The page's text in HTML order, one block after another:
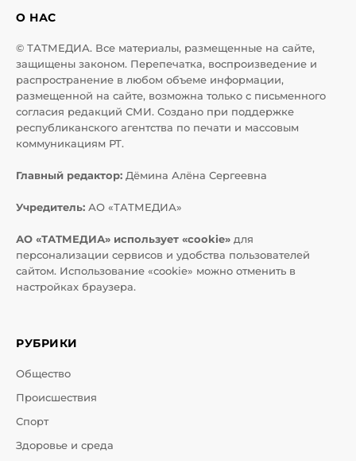
О НАС
© ТАТМЕДИА. Все материалы, размещенные на сайте,
защищены законом. Перепечатка, воспроизведение и
распространение в любом объеме информации,
размещенной на сайте, возможна только с письменного
согласия редакций СМИ. Создано при поддержке
республиканского агентства по печати и массовым
коммуникациям РТ.
Главный редактор: Дёмина Алёна Сергеевна
Учредитель: АО «ТАТМЕДИА»
АО «ТАТМЕДИА» использует «cookie» для
персонализации сервисов и удобства пользователей
сайтом. Использование «cookie» можно отменить в
настройках браузера.
РУБРИКИ
Общество
Происшествия
Спорт
Здоровье и среда